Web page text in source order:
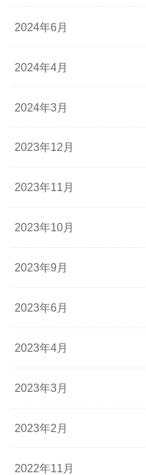
2024年6月
2024年4月
2024年3月
2023年12月
2023年11月
2023年10月
2023年9月
2023年6月
2023年4月
2023年3月
2023年2月
2022年11月